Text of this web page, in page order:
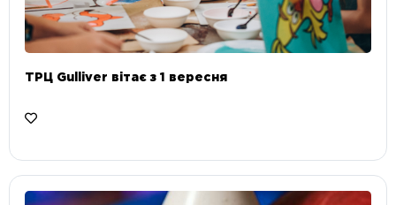
ТРЦ Gulliver вітає з 1 вересня